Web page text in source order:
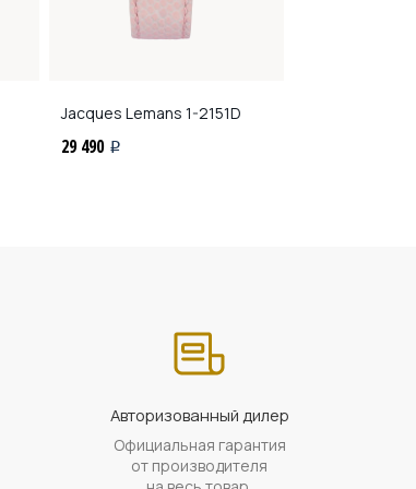
Jacques Lemans 1-2151D
29 490 i
Авторизованный дилер
Официальная гарантия
от производителя